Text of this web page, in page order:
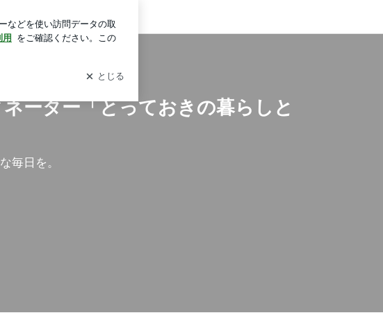
っておきの暮らしとモノと整理収納と。」
ログイン
ーター「とっておきの暮らしと
毎日を。